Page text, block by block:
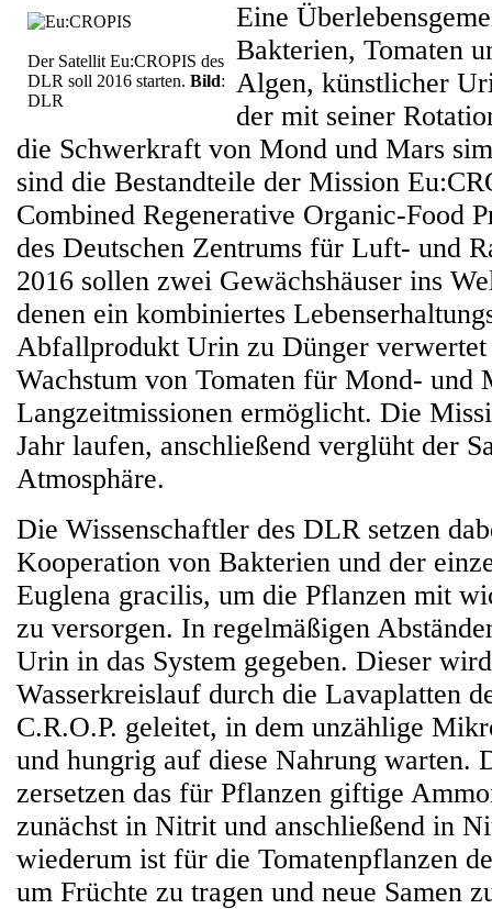
Der Satellit Eu:CROPIS des
DLR soll 2016 starten. Bild:
DLR
Eine
Bakterien, Tomaten
Algen, künstlicher
der mit seiner
die Schwerkraft von Mond und Mars
sind die Bestandteile der Mission
Combined Regenerative Organic-Food
des Deutschen Zentrums für Luft- und
2016 sollen zwei Gewächshäuser ins
denen ein kombiniertes
Abfallprodukt Urin zu Dünger verwertet
Wachstum von Tomaten für Mond- und
Langzeitmissionen ermöglicht. Die
Jahr laufen, anschließend verglüht der
Atmosphäre.
Die Wissenschaftler des DLR setzen
Kooperation von Bakterien und der
Euglena gracilis, um die Pflanzen mit
zu versorgen. In regelmäßigen
Urin in das System gegeben. Dieser
Wasserkreislauf durch die Lavaplatten
C.R.O.P. geleitet, in dem unzählige
und hungrig auf diese Nahrung warten.
zersetzen das für Pflanzen giftige
zunächst in Nitrit und anschließend in
wiederum ist für die Tomatenpflanzen
um Früchte zu tragen und neue Samen